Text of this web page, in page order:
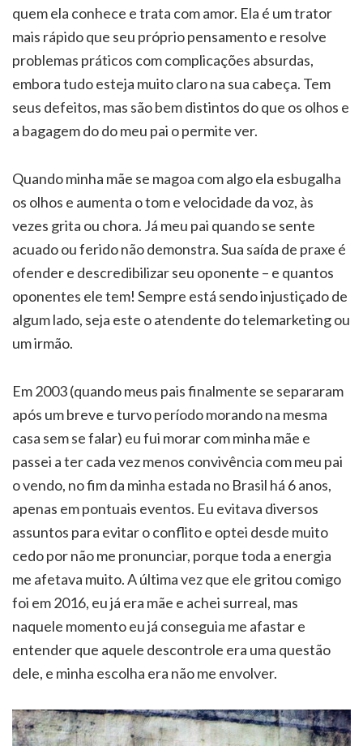
quem ela conhece e trata com amor. Ela é um trator
mais rápido que seu próprio pensamento e resolve
problemas práticos com complicações absurdas,
embora tudo esteja muito claro na sua cabeça. Tem
seus defeitos, mas são bem distintos do que os olhos e
a bagagem do do meu pai o permite ver.
Quando minha mãe se magoa com algo ela esbugalha
os olhos e aumenta o tom e velocidade da voz, às
vezes grita ou chora. Já meu pai quando se sente
acuado ou ferido não demonstra. Sua saída de praxe é
ofender e descredibilizar seu oponente – e quantos
oponentes ele tem! Sempre está sendo injustiçado de
algum lado, seja este o atendente do telemarketing ou
um irmão.
Em 2003 (quando meus pais finalmente se separaram
após um breve e turvo período morando na mesma
casa sem se falar) eu fui morar com minha mãe e
passei a ter cada vez menos convivência com meu pai
o vendo, no fim da minha estada no Brasil há 6 anos,
apenas em pontuais eventos. Eu evitava diversos
assuntos para evitar o conflito e optei desde muito
cedo por não me pronunciar, porque toda a energia
me afetava muito. A última vez que ele gritou comigo
foi em 2016, eu já era mãe e achei surreal, mas
naquele momento eu já conseguia me afastar e
entender que aquele descontrole era uma questão
dele, e minha escolha era não me envolver.